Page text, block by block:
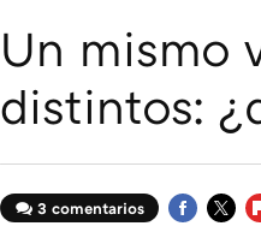
Un mismo
distintos:
3 comentarios